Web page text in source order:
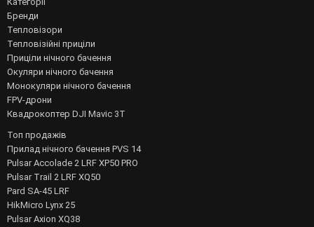
Бренди
Тепловізори
Тепловізійні приціли
Приціли нічного бачення
Окуляри нічного бачення
Монокуляри нічного бачення
FPV-дрони
Квадрокоптер DJI Mavic 3T
Топ продажів
Прилад нічного бачення PVS 14
Pulsar Accolade 2 LRF XP50 PRO
Pulsar Trail 2 LRF XQ50
Pard SA-45 LRF
HikMicro Lynx 25
Pulsar Axion XQ38